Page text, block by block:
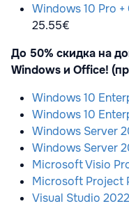
Windows 10 Pro
25.55€
До 50% скидка на
Windows и Office!
Windows 10
Windows 10
Windows Server
Windows Server
Microsoft Visio
Microsoft Project
Visual Studio